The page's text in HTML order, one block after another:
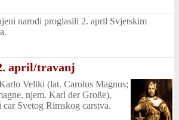
narodi proglasili 2. april Svjetskim
april/travanj
Veliki (lat. Carolus Magnus;
njem. Karl der Große),
Svetog Rimskog carstva.